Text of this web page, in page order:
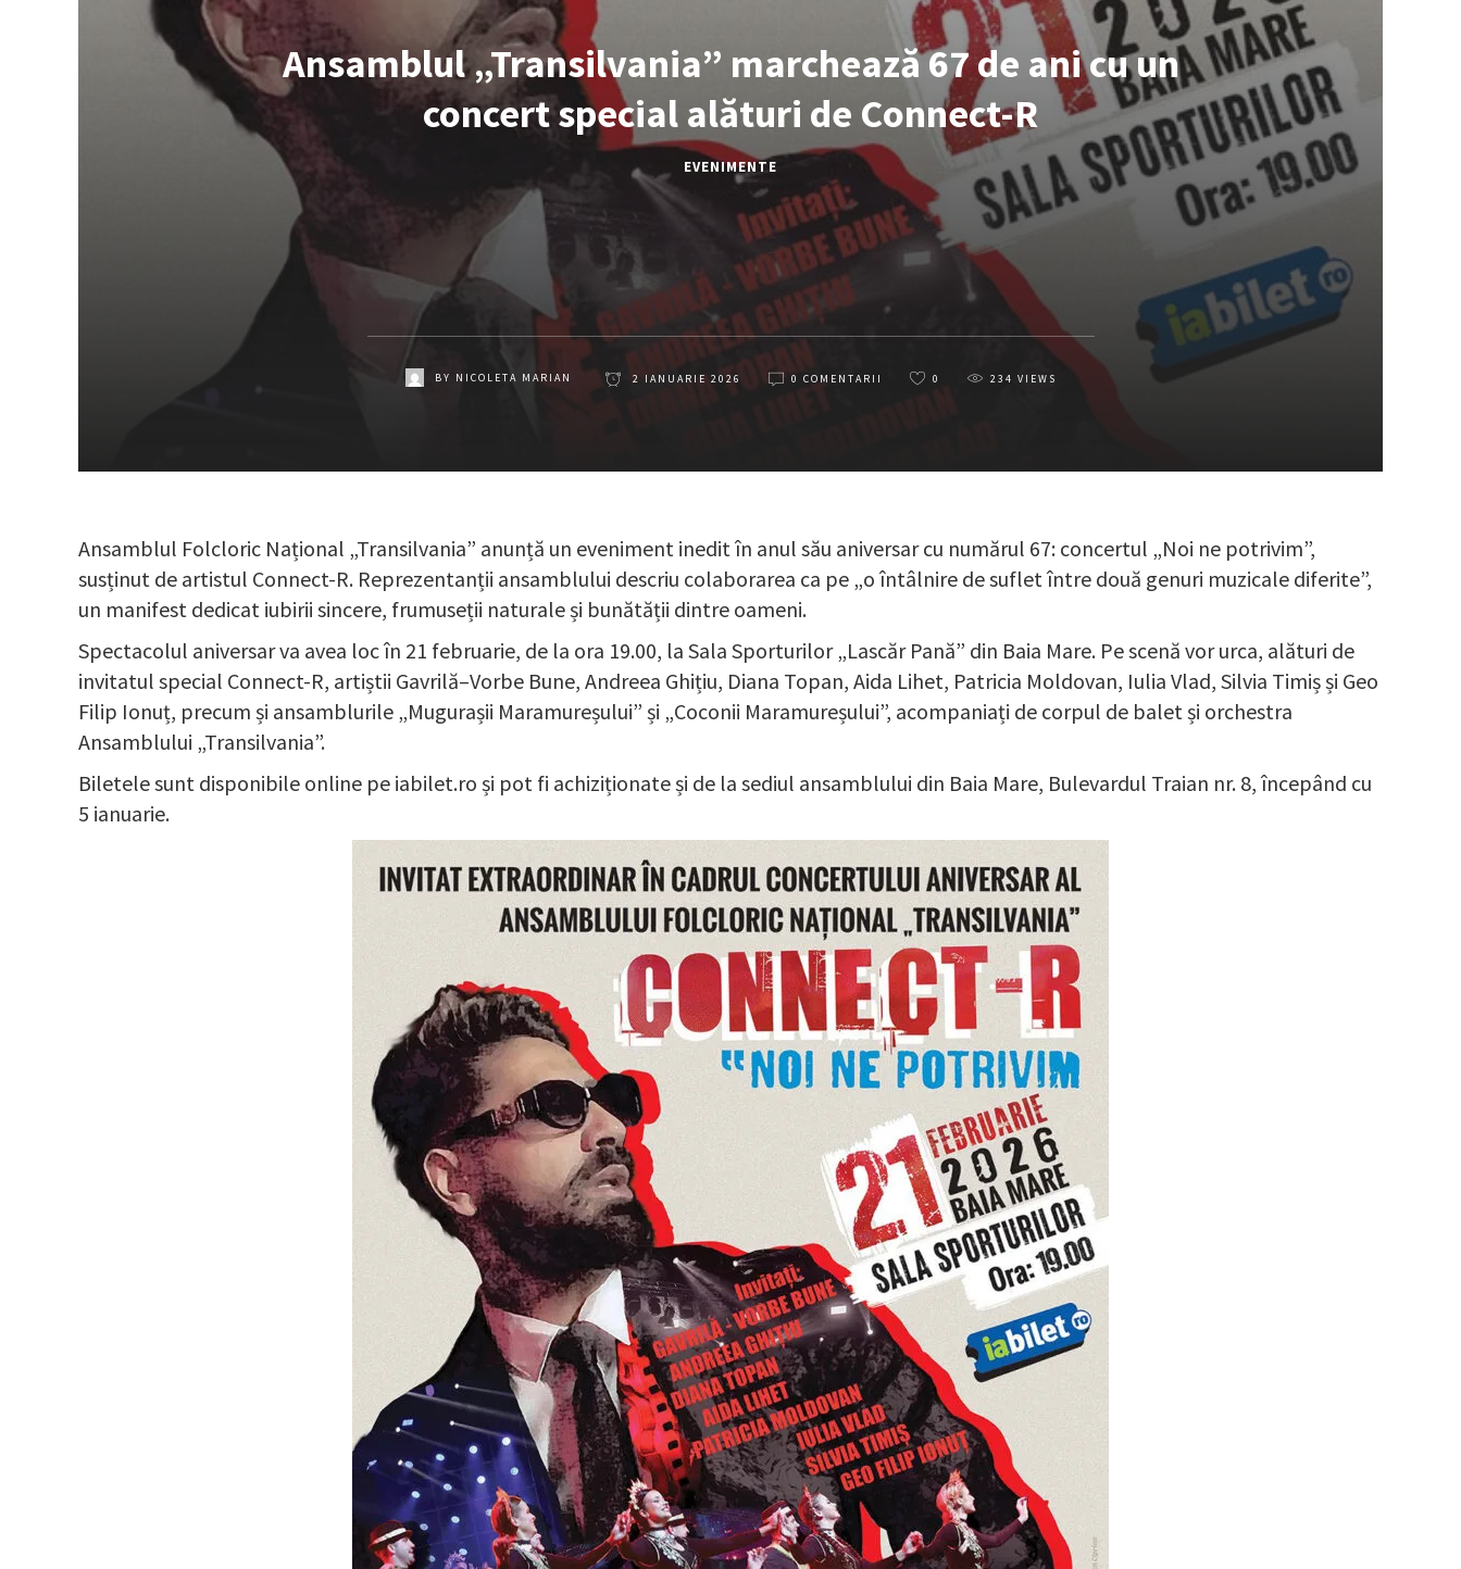
Ansamblul „Transilvania” marchează 67 de ani cu un
concert special alături de Connect-R
EVENIMENTE
BY NICOLETA MARIAN 2 IANUARIE 2026 0 COMENTARII 0 234 VIEWS
Ansamblul Folcloric Național „Transilvania” anunță un eveniment inedit în anul său aniversar cu numărul 67: concertul „Noi ne potrivim”,
susținut de artistul Connect-R. Reprezentanții ansamblului descriu colaborarea ca pe „o întâlnire de suflet între două genuri muzicale diferite”,
un manifest dedicat iubirii sincere, frumuseții naturale și bunătății dintre oameni.
Spectacolul aniversar va avea loc în 21 februarie, de la ora 19.00, la Sala Sporturilor „Lascăr Pană” din Baia Mare. Pe scenă vor urca, alături de
invitatul special Connect-R, artiștii Gavrilă–Vorbe Bune, Andreea Ghițiu, Diana Topan, Aida Lihet, Patricia Moldovan, Iulia Vlad, Silvia Timiș și Geo
Filip Ionuț, precum și ansamblurile „Mugurașii Maramureșului” și „Coconii Maramureșului”, acompaniați de corpul de balet și orchestra
Ansamblului „Transilvania”.
Biletele sunt disponibile online pe iabilet.ro și pot fi achiziționate și de la sediul ansamblului din Baia Mare, Bulevardul Traian nr. 8, începând cu
5 ianuarie.